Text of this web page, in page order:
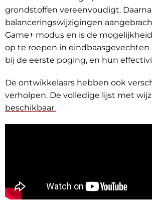
grondstoffen vereenvoudigt.
balanceringswijzigingen
Game+ modus en is de
op te roepen in eindbaasgevechten
bij de eerste poging, en hun
De ontwikkelaars hebben ook
verholpen. De volledige lijst met
beschikbaar.